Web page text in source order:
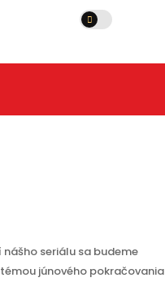
seriálu sa budeme
júnového pokračovania